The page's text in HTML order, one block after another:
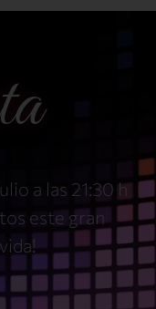
a las 21:30 h
este gran